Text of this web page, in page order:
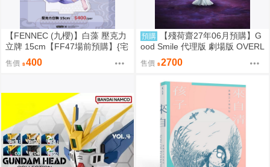
【FENNEC (九櫻)】白藻 壓克力
立牌 15cm【FF47場前預購】{宅
售價 400
預購
【殘荷齋27年06月預購】G
ood Smile 代理版 劇場版 OVERL
ORD 聖王國篇 雅兒貝德 figma
可動 0917
售價 2700